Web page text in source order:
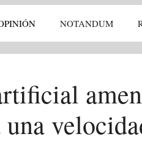
NOTANDUM